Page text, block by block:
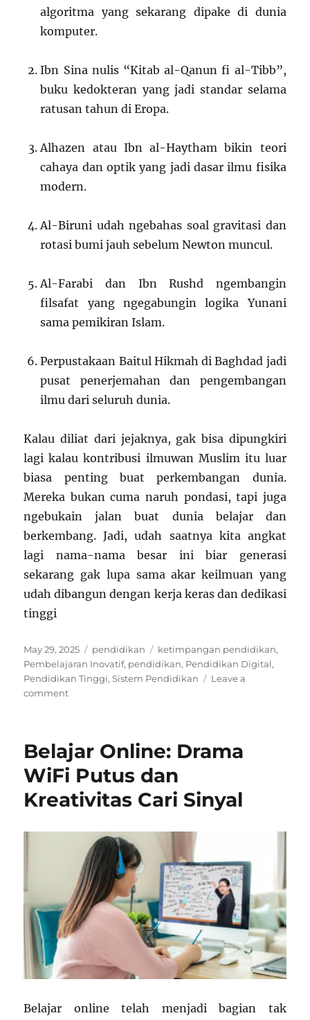
algoritma yang sekarang dipake di dunia
komputer.
Ibn Sina nulis “Kitab al-Qanun fi al-Tibb”,
buku kedokteran yang jadi standar selama
ratusan tahun di Eropa.
Alhazen atau Ibn al-Haytham bikin teori
cahaya dan optik yang jadi dasar ilmu fisika
modern.
Al-Biruni udah ngebahas soal gravitasi dan
rotasi bumi jauh sebelum Newton muncul.
Al-Farabi dan Ibn Rushd ngembangin
filsafat yang ngegabungin logika Yunani
sama pemikiran Islam.
Perpustakaan Baitul Hikmah di Baghdad jadi
pusat penerjemahan dan pengembangan
ilmu dari seluruh dunia.
Kalau diliat dari jejaknya, gak bisa dipungkiri
lagi kalau kontribusi ilmuwan Muslim itu luar
biasa penting buat perkembangan dunia.
Mereka bukan cuma naruh pondasi, tapi juga
ngebukain jalan buat dunia belajar dan
berkembang. Jadi, udah saatnya kita angkat
lagi nama-nama besar ini biar generasi
sekarang gak lupa sama akar keilmuan yang
udah dibangun dengan kerja keras dan dedikasi
tinggi
Posted
on
May 29, 2025 Categories
pendidikan Tags
ketimpangan pendidikan,
Pembelajaran Inovatif, pendidikan, Pendidikan Digital,
Pendidikan Tinggi,Sistem Pendidikan
Leave a
commenton
Muslim
dan
pengaruhnya
dalam
bidang
pengetahuan
kebudayaan
dunia.
Belajar Online: Drama
WiFi Putus dan
Kreativitas Cari Sinyal
Belajar online telah menjadi bagian tak